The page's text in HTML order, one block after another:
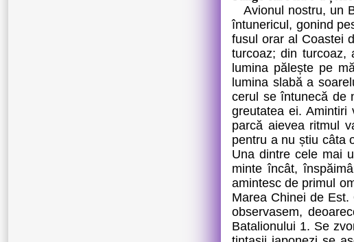
Avionul nostru, un
întunericul, gonind
fusul orar al Coastei
turcoaz; din turcoaz,
lumina pălește pe
lumina slabă a
cerul se întunecă de
greutatea ei.
parcă aievea ritmul
pentru a nu știu câta
Una dintre cele mai
minte încât,
amintesc de primul
Marea Chinei de
observasem,
Batalionului 1. Se